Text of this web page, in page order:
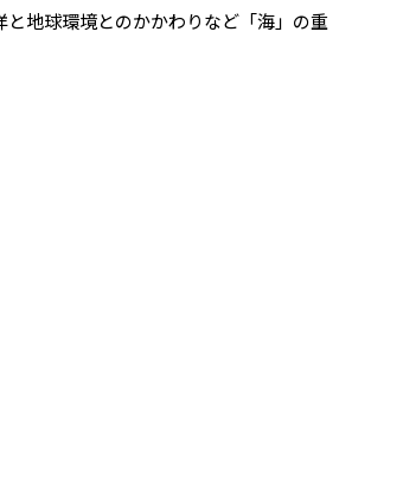
地球環境とのかかわりなど「海」の重